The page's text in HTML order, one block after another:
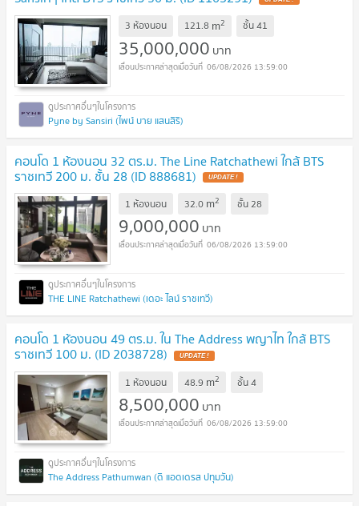
3 ห้องนอน 121.8 m2 ชั้น41
35,000,000 บาท
06/08/2026 13:59:00
Pyne by Sansiri (ไพน์ บาย แสนสิริ)
คอนโด 1 ห้องนอน 32 ตร.ม. The Line Ratchathewi ใกล้ BTS
ราชเทวี 200 ม. ชั้น 28 (ID 888681) UPDATE !
1 ห้องนอน 32.0 m2 ชั้น28
9,000,000 บาท
06/08/2026 13:59:00
THE LINE Ratchathewi (เดอะ ไลน์ ราชเทวี)
คอนโด 1 ห้องนอน 49 ตร.ม. ใน The Address พญาไท ใกล้ BTS
ราชเทวี 100 ม. (ID 2038728) UPDATE !
1 ห้องนอน 48.9 m2 ชั้น4
8,500,000 บาท
06/08/2026 13:59:00
The Address Pathumwan (ดิ แอดเดรส ปทุมวัน)